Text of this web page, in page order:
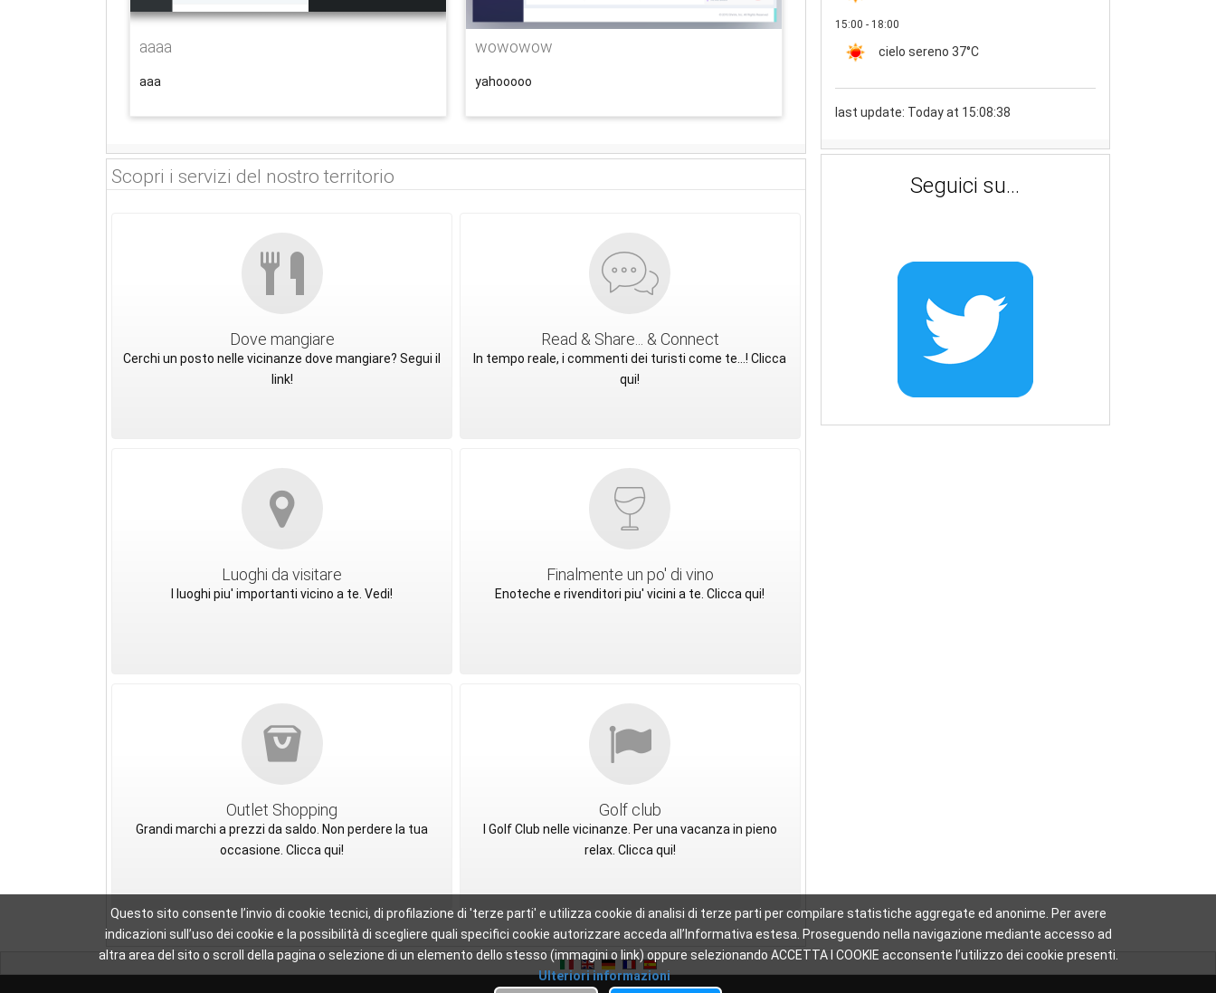
aaaa
aaa
wowowow
yahooooo
Scopri i servizi del nostro territorio
Dove mangiare
Cerchi un posto nelle vicinanze dove mangiare? Segui il
link!
Read & Share... & Connect
In tempo reale, i commenti dei turisti come te...! Clicca
qui!
Luoghi da visitare
I luoghi piu' importanti vicino a te. Vedi!
Finalmente un po' di vino
Enoteche e rivenditori piu' vicini a te. Clicca qui!
Outlet Shopping
Grandi marchi a prezzi da saldo. Non perdere la tua
occasione. Clicca qui!
Golf club
I Golf Club nelle vicinanze. Per una vacanza in pieno
relax. Clicca qui!
15:00 - 18:00
cielo sereno 37°C
last update: Today at 15:08:38
Seguici su...
Questo sito consente l’invio di cookie tecnici, di profilazione di 'terze parti' e utilizza cookie di analisi di terze parti per compilare statistiche aggregate ed anonime. Per avere
indicazioni sull’uso dei cookie e la possibilità di scegliere quali specifici cookie autorizzare acceda all’Informativa estesa. Proseguendo nella navigazione mediante accesso ad
altra area del sito o scroll della pagina o selezione di un elemento dello stesso (immagini o link) oppure selezionando ACCETTA I COOKIE acconsente l’utilizzo dei cookie presenti.
Ulteriori informazioni